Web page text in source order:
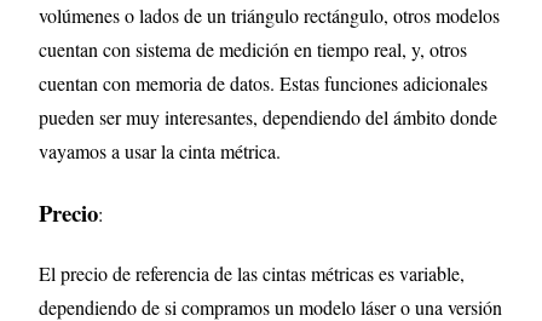
volúmenes o lados de un triángulo rectángulo, otros modelos
cuentan con sistema de medición en tiempo real, y, otros
cuentan con memoria de datos. Estas funciones adicionales
pueden ser muy interesantes, dependiendo del ámbito donde
vayamos a usar la cinta métrica.
Precio:
El precio de referencia de las cintas métricas es variable,
dependiendo de si compramos un modelo láser o una versión